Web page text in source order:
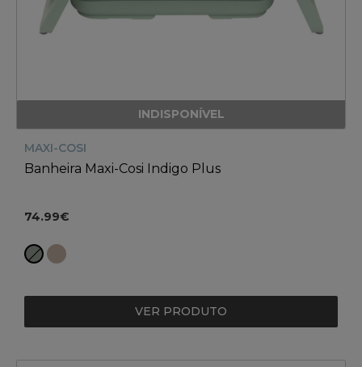
INDISPONÍVEL
MAXI-COSI
Banheira Maxi-Cosi Indigo Plus
74.99€
VER PRODUTO